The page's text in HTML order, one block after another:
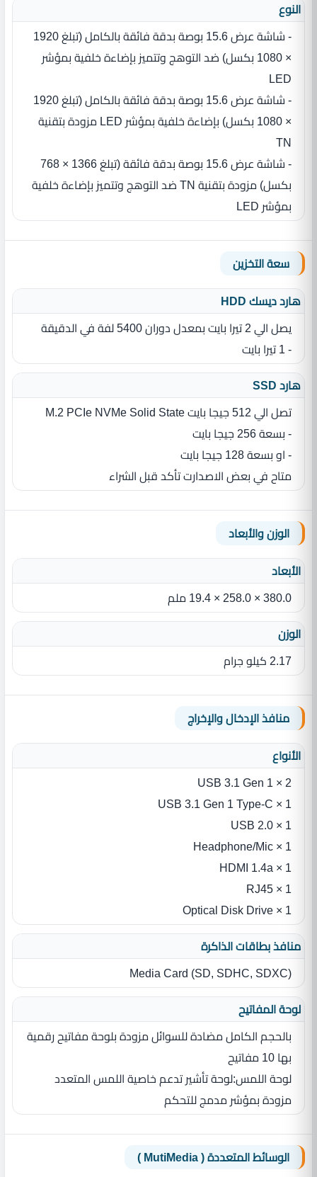
النوع
- شاشة عرض 15.6 بوصة بدقة فائقة بالكامل (تبلغ 1920
× 1080 بكسل) ضد التوهج وتتميز بإضاءة خلفية بمؤشر
LED
- شاشة عرض 15.6 بوصة بدقة فائقة بالكامل (تبلغ 1920
× 1080 بكسل) بإضاءة خلفية بمؤشر LED مزودة بتقنية
TN
- شاشة عرض 15.6 بوصة بدقة فائقة (تبلغ 1366 × 768
بكسل) مزودة بتقنية TN ضد التوهج وتتميز بإضاءة خلفية
بمؤشر LED
سعة التخزين
هارد ديسك HDD
يصل الي 2 تيرا بايت بمعدل دوران 5400 لفة في الدقيقة
- 1 تيرا بايت
هارد SSD
تصل الي 512 جيجا بايت M.2 PCIe NVMe Solid State
- بسعة 256 جيجا بايت
- او بسعة 128 جيجا بايت
متاح في بعض الاصدارت تأكد قبل الشراء
الوزن والأبعاد
الأبعاد
380.0 × 258.0 × 19.4 ملم
الوزن
2.17 كيلو جرام
منافذ الإدخال والإخراج
الأنواع
2 × USB 3.1 Gen 1
1 × USB 3.1 Gen 1 Type-C
1 × USB 2.0
1 × Headphone/Mic
1 × HDMI 1.4a
1 × RJ45
1 × Optical Disk Drive
منافذ بطاقات الذاكرة
Media Card ‎(‎SD‎,‎ SDHC‎,‎ SDXC‎)‎
لوحة المفاتيح
بالحجم الكامل مضادة للسوائل مزودة بلوحة مفاتيح رقمية
بها 10 مفاتيح
لوحة اللمس‏:‏لوحة تأشير تدعم خاصية اللمس المتعدد
مزودة بمؤشر مدمج للتحكم
الوسائط المتعددة ( MutiMedia )